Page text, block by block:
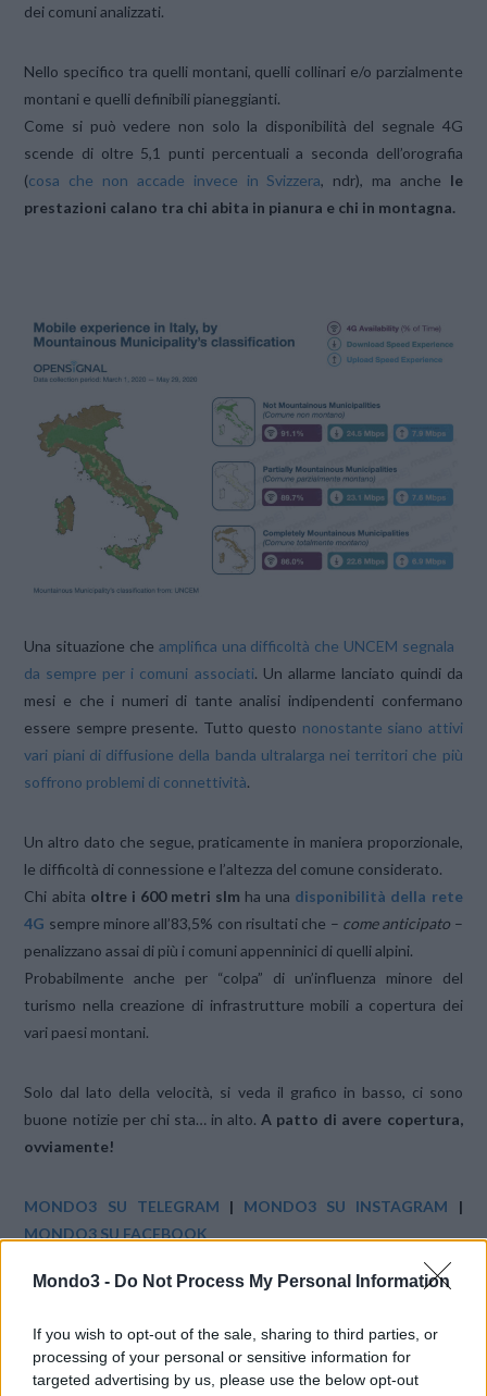
Mondo3 - Do Not Process My Personal Information
If you wish to opt-out of the sale, sharing to third parties, or
processing of your personal or sensitive information for
targeted advertising by us, please use the below opt-out
dei comuni analizzati.
Nello specifico tra quelli montani, quelli collinari e/o parzialmente
montani e quelli definibili pianeggianti.
Come si può vedere non solo la disponibilità del segnale 4G
scende di oltre 5,1 punti percentuali a seconda dell’orografia
(cosa che non accade invece in Svizzera, ndr), ma anche le
prestazioni calano tra chi abita in pianura e chi in montagna.
Una situazione che amplifica una difficoltà che UNCEM segnala
da sempre per i comuni associati. Un allarme lanciato quindi da
mesi e che i numeri di tante analisi indipendenti confermano
essere sempre presente. Tutto questo nonostante siano attivi
vari piani di diffusione della banda ultralarga nei territori che più
soffrono problemi di connettività.
Un altro dato che segue, praticamente in maniera proporzionale,
le difficoltà di connessione e l’altezza del comune considerato.
Chi abita oltre i 600 metri slm ha una disponibilità della rete
4G sempre minore all’83,5% con risultati che – come anticipato –
penalizzano assai di più i comuni appenninici di quelli alpini.
Probabilmente anche per “colpa” di un’influenza minore del
turismo nella creazione di infrastrutture mobili a copertura dei
vari paesi montani.
Solo dal lato della velocità, si veda il grafico in basso, ci sono
buone notizie per chi sta… in alto. A patto di avere copertura,
ovviamente!
MONDO3 SU TELEGRAM | MONDO3 SU INSTAGRAM |
MONDO3 SU FACEBOOK